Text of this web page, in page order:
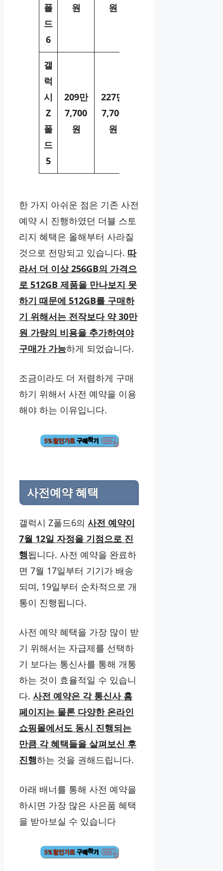
폴
드
6
원 원
갤
럭
시
Z
폴
드
5
209만
7,700
원
227만
7,700
원
한 가지 아쉬운 점은 기존 사전
예약 시 진행하였던 더블 스토
리지 혜택은 올해부터 사라질
것으로 전망되고 있습니다. 따
라서 더 이상 256GB의 가격으
로 512GB 제품을 만나보지 못
하기 때문에 512GB를 구매하
기 위해서는 전작보다 약 30만
원 가량의 비용을 추가하여야
구매가 가능하게 되었습니다.
조금이라도 더 저렴하게 구매
하기 위해서 사전 예약을 이용
해야 하는 이유입니다.
사전예약 혜택
갤럭시 Z폴드6의 사전 예약이
7월 12일 자정을 기점으로 진
행됩니다. 사전 예약을 완료하
면 7월 17일부터 기기가 배송
되며, 19일부터 순차적으로 개
통이 진행됩니다.
사전 예약 혜택을 가장 많이 받
기 위해서는 자급제를 선택하
기 보다는 통신사를 통해 개통
하는 것이 효율적일 수 있습니
다. 사전 예약은 각 통신사 홈
페이지는 물론 다양한 온라인
쇼핑몰에서도 동시 진행되는
만큼 각 혜택들을 살펴보신 후
진행하는 것을 권해드립니다.
아래 배너를 통해 사전 예약을
하시면 가장 많은 사은품 혜택
을 받아보실 수 있습니다